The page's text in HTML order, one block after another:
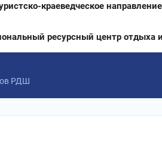
краеведческое направление
ресурсный центр отдыха
РДШ